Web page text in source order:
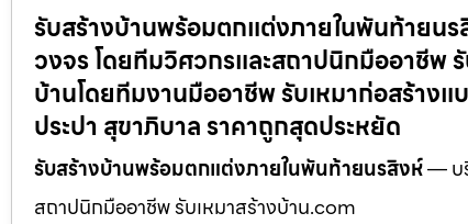
รับสร้างบ้านพร้อมตกแต่งภายในพันท้ายนร
วงจร โดยทีมวิศวกรและสถาปนิกมืออาชีพ
บ้านโดยทีมงานมืออาชีพ รับเหมาก่อสร้าง
ประปา สุขาภิบาล ราคาถูกสุดประหยัด
รับสร้างบ้านพร้อมตกแต่งภายในพันท้ายนรสิงห์— บ
สถาปนิกมืออาชีพ รับเหมาสร้างบ้าน.com